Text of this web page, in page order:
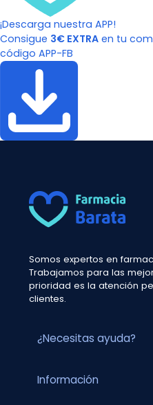
¡Descarga nuestra APP!
Consigue 3€ EXTRA en tu
código APP-FB
Somos expertos en
Trabajamos para las
prioridad es la atención
clientes.
¿Necesitas ayuda?
Información